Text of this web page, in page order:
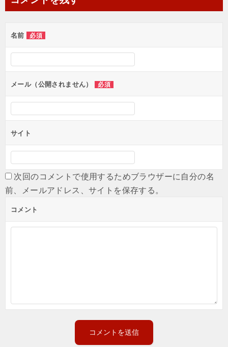
ゲ
シ
ョ
ン
名前 必須
メール（公開されません） 必須
サイト
次回のコメントで使用するためブラウザーに自分の名
前、メールアドレス、サイトを保存する。
コメント